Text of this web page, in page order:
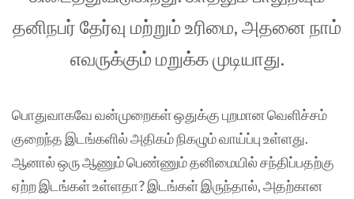
தனிநபர் தேர்வு மற்றும் உரிமை, அதனை நாம்
எவருக்கும் மறுக்க முடியாது.
பொதுவாகவே வன்முறைகள் ஒதுக்கு புறமான வெளிச்சம்
குறைந்த இடங்களில் அதிகம் நிகழும் வாய்ப்பு உள்ளது.
ஆனால் ஒரு ஆணும் பெண்ணும் தனிமையில் சந்திப்பதற்கு
ஏற்ற இடங்கள் உள்ளதா? இடங்கள் இருந்தால், அதற்கான